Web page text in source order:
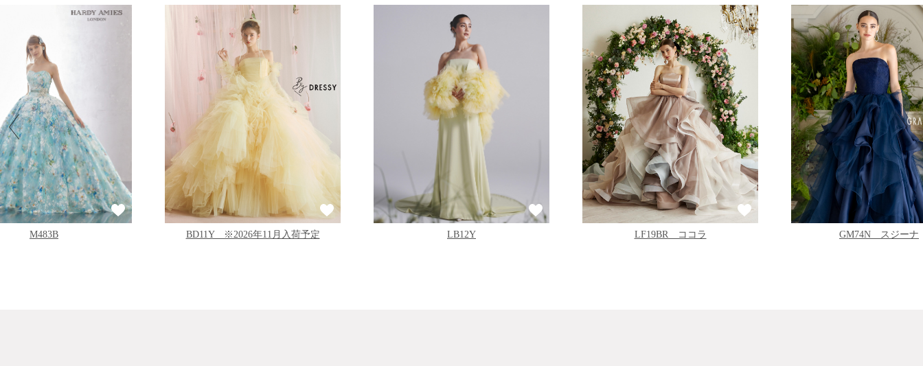
M483B BD11Y ※2026年11月入荷予定 LB12Y LF19BR ココラ GM74N スジーナ